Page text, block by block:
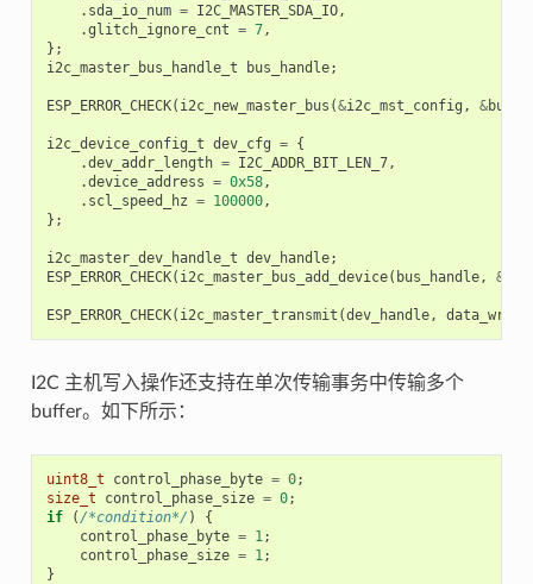
. sda_io_num = I2C_MASTER_SDA_IO,
.glitch_ignore_cnt = 7,
};
i2c_master_bus_handle_t
bus_handle;
ESP_ERROR_CHECK( i2c_new_master_bus (&i2c_mst_config , &
i2c_device_config_t dev_cfg = {
.dev_addr_length = I2C_ADDR_BIT_LEN_7,
.device_address = 0x58,
. scl_speed_hz = 100000,
};
i2c_master_dev_handle_t dev_handle;
ESP_ERROR_CHECK( i2c_master_bus_add_device( bus_handle, &
ESP_ERROR_CHECK( i2c_master_transmit (dev_handle, data_wr
I2C 主机写入操作还支持在单次传输事务中传输多个
buffer。如下所示：
uint8_t control_phase_byte = 0;
size_t
control_phase_size = 0;
if
( /*condition*/ )
{
control_phase_byte = 1 ;
control_phase_size = 1 ;
}